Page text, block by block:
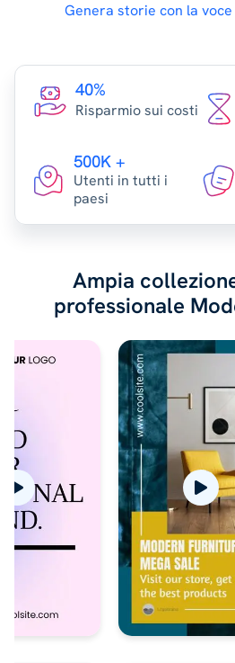
Genera storie con la
40%
Risparmio sui costi
500K +
Utenti in tutti i
paesi
Ampia
professionale